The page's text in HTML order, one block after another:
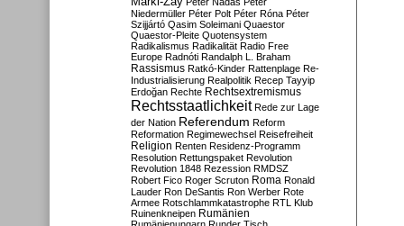
Niedermüller Péter Polt Péter Róna Péter
Szijjártó Qasim Soleimani Quaestor
Quaestor-Pleite Quotensystem
Radikalismus Radikalität Radio Free
Europe Radnóti Randalph L. Braham
Rassismus Ratkó-Kinder Rattenplage Re-
Industrialisierung Realpolitik Recep Tayyip
Erdoğan Rechte Rechtsextremismus
Rechtsstaatlichkeit Rede zur Lage
der Nation Referendum Reform
Reformation Regimewechsel Reisefreiheit
Religion Renten Residenz-Programm
Resolution Rettungspaket Revolution
Revolution 1848 Rezession RMDSZ
Robert Fico Roger Scruton Roma Ronald
Lauder Ron DeSantis Ron Werber Rote
Armee Rotschlammkatastrophe RTL Klub
Ruinenkneipen Rumänien